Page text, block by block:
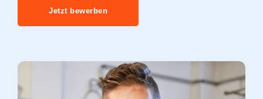
Jetzt bewerben